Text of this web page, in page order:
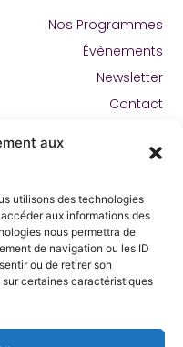
aux
utilisons des technologies
aux informations des
nous permettra de
de navigation ou les ID
ou de retirer son
certaines caractéristiques
qui accueille, conseille
ou entreprendre.
Nos Programmes
Évènements
Newsletter
Contact